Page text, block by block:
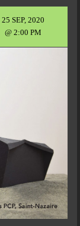
25 SEP, 2020
@ 2:00 PM